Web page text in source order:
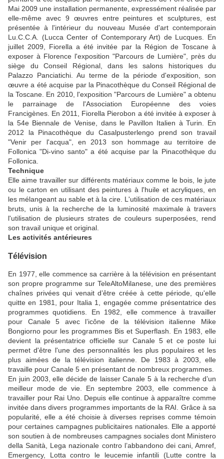
Mai 2009 une installation permanente, expressément réalisée par
elle-même avec 9 œuvres entre peintures et sculptures, est
présentée à l'intérieur du nouveau Musée d'art contemporain
Lu.C.C.A. (Lucca Center of Contemporary Art) de Lucques. En
juillet 2009, Fiorella a été invitée par la Région de Toscane à
exposer à Florence l'exposition "Parcours de Lumière", près du
siège du Conseil Régional, dans les salons historiques du
Palazzo Panciatichi. Au terme de la période d'exposition, son
œuvre a été acquise par la Pinacothèque du Conseil Régional de
la Toscane. En 2010, l'exposition "Parcours de Lumière" a obtenu
le parrainage de l'Association Européenne des voies
Francigènes. En 2011, Fiorella Pierobon a été invitée à exposer à
la 54e Biennale de Venise, dans le Pavillon Italien à Turin. En
2012 la Pinacothèque du Casalpusterlengo prend son travail
"Venir per l'acqua", en 2013 son hommage au territoire de
Follonica "Di-vino santo" a été acquise par la Pinacothèque du
Follonica.
Technique
Elle aime travailler sur différents matériaux comme le bois, le jute
ou le carton en utilisant des peintures à l'huile et acryliques, en
les mélangeant au sable et à la cire. L'utilisation de ces matériaux
bruts, unis à la recherche de la luminosité maximale à travers
l'utilisation de plusieurs strates de couleurs superposées, rend
son travail unique et original.
Les activités antérieures
Télévision
En 1977, elle commence sa carrière à la télévision en présentant
son propre programme sur TeleAltoMilanese, une des premières
chaînes privées qui venait d’être créée à cette période, qu'elle
quitte en 1981, pour Italia 1, engagée comme présentatrice des
programmes quotidiens. En 1982, elle commence à travailler
pour Canale 5 avec l’icône de la télévision italienne Mike
Bongiorno pour les programmes Bis et Superflash. En 1983, elle
devient la présentatrice officielle sur Canale 5 et ce poste lui
permet d'être l'une des personnalités les plus populaires et les
plus aimées de la télévision italienne. De 1983 à 2003, elle
travaille pour Canale 5 en présentant de nombreux programmes.
En juin 2003, elle décide de laisser Canale 5 à la recherche d’un
meilleur mode de vie. En septembre 2003, elle commence à
travailler pour Rai Uno. Depuis elle continue à apparaître comme
invitée dans divers programmes importants de la RAI. Grâce à sa
popularité, elle a été choisie à diverses reprises comme témoin
pour certaines campagnes publicitaires nationales. Elle a apporté
son soutien à de nombreuses campagnes sociales dont Ministero
della Sanità, Lega nazionale contro l’abbandono dei cani, Amref,
Emergency, Lotta contro le leucemie infantili (Lutte contre la